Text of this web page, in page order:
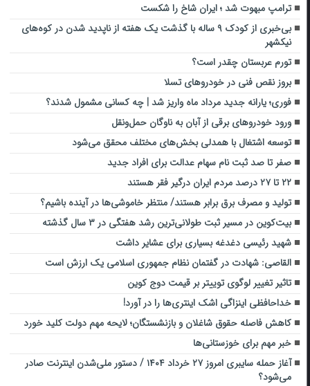
ترامپ مبهوت شد ؛ ایران شاخ را شکست
بی‌خبری از کودک ۹ ساله با گذشت یک هفته از ناپدید شدن در کوه‌های
نیکشهر
تورم عربستان چقدر است؟
بروز نقص فنی در خودروهای تسلا
فوری؛ یارانه جدید مرداد ماه واریز شد | چه کسانی مشمول شدند؟
ورود خودروهای برقی از آبان‌ به ناوگان حمل‌ونقل
توسعه اشتغال با همدلی بخش‌های مختلف محقق می‌شود
صفر تا صد ثبت نام سهام عدالت برای افراد جدید
۲۲ تا ۲۷ درصد مردم ایران درگیر فقر هستند
تولید و مصرف برق برابر هستند/ منتظر خاموشی‌ها در آینده باشیم؟
بیت‌کوین در مسیر ثبت طولانی‌ترین رشد هفتگی در ۳ سال گذشته
شهید رئیسی دغدغه بسیاری برای عشایر داشت
القاصی: شهادت در گفتمان نظام جمهوری اسلامی یک ارزش است
تاثیر تغییر لوگوی توییتر بر قیمت دوج کوین
خداحافظی اینزاگی اشک اینتری‌ها را در آورد!
کاهش فاصله حقوق شاغلان و بازنشستگان؛ لایحه مهم دولت کلید خورد
خبر مهم برای خوزستانی‌ها
آغاز حمله سایبری امروز ۲۷ خرداد ۱۴۰۴ / دستور ملی‌شدن اینترنت صادر
می‌شود؟